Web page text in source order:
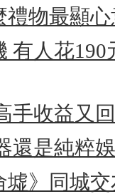
物最顯
有人花
手收益又
還是純粹
》同城